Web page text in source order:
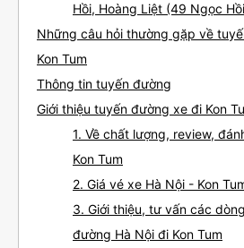
Hồi, Hoàng Liệt (49 Ngọc
Những câu hỏi thường gặp về
Kon Tum
Thông tin tuyến đường
Giới thiệu tuyến đường xe đi Kon
1. Về chất lượng, review,
Kon Tum
2. Giá vé xe Hà Nội - Kon
3. Giới thiệu, tư vấn các
đường Hà Nội đi Kon Tum